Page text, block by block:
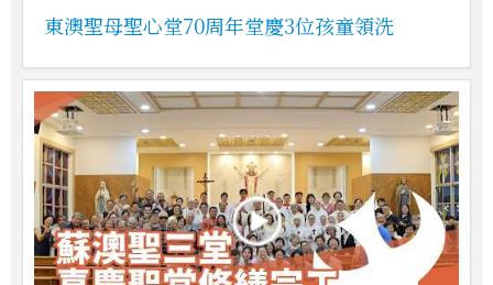
東澳聖母聖心堂70周年堂慶3位孩童領洗